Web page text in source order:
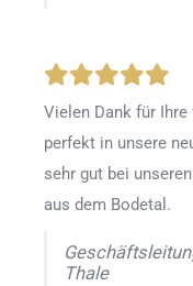
Vielen Dank für
perfekt in unsere
sehr gut bei
aus dem Bodetal.
Thale